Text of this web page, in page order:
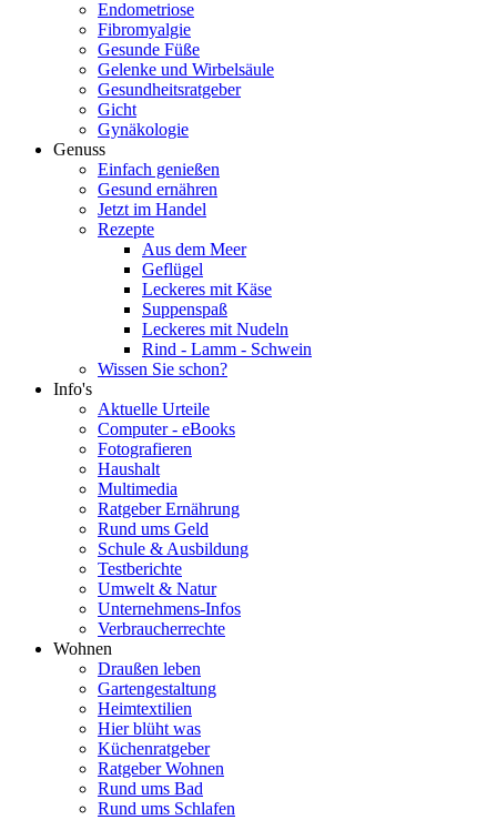
Endometriose
Fibromyalgie
Gesunde Füße
Gelenke und Wirbelsäule
Gesundheitsratgeber
Gicht
Gynäkologie
Genuss
Einfach genießen
Gesund ernähren
Jetzt im Handel
Rezepte
Aus dem Meer
Geflügel
Leckeres mit Käse
Suppenspaß
Leckeres mit Nudeln
Rind - Lamm - Schwein
Wissen Sie schon?
Info's
Aktuelle Urteile
Computer - eBooks
Fotografieren
Haushalt
Multimedia
Ratgeber Ernährung
Rund ums Geld
Schule & Ausbildung
Testberichte
Umwelt & Natur
Unternehmens-Infos
Verbraucherrechte
Wohnen
Draußen leben
Gartengestaltung
Heimtextilien
Hier blüht was
Küchenratgeber
Ratgeber Wohnen
Rund ums Bad
Rund ums Schlafen